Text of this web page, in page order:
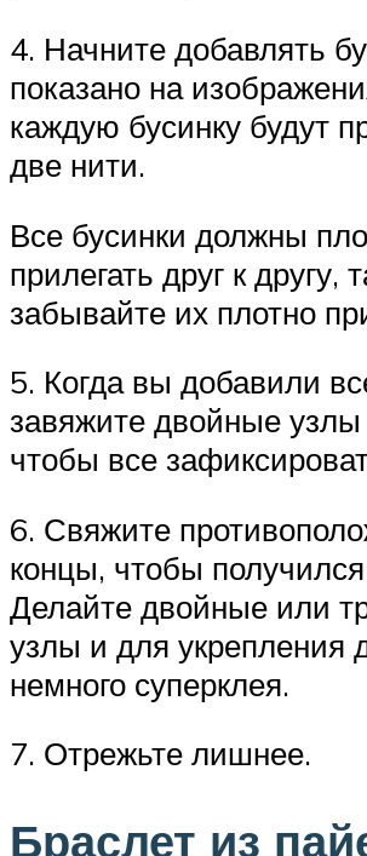
4. Начните добавлять
показано на
каждую бусинку будут
две нити.
Все бусинки должны
прилегать друг к другу,
забывайте их плотно
5. Когда вы добавили
завяжите двойные узлы
чтобы все
6. Свяжите
концы, чтобы
Делайте двойные или
узлы и для укрепления
немного суперклея.
7. Отрежьте лишнее.
Браслет из